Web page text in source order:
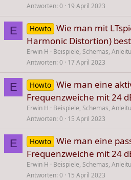
Antworten 0 19 April 2023
E Howto Wie man mit
Harmonic Distortion)
Erwin H
Beispiele, Schemas,
Antworten 0 17 April 2023
E Howto Wie man eine
Frequenzweiche mit 24
Erwin H
Beispiele, Schemas,
Antworten 0 15 April 2023
E Howto Wie man eine
Frequenzweiche mit 24
Erwin H
Beispiele, Schemas,
Antworten 0 15 April 2023